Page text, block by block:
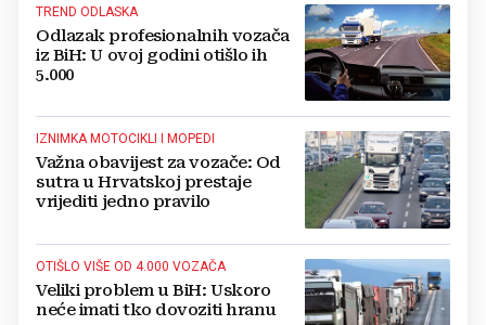
TREND ODLASKA
Odlazak profesionalnih vozača
iz BiH: U ovoj godini otišlo ih
5.000
IZNIMKA MOTOCIKLI I MOPEDI
Važna obavijest za vozače: Od
sutra u Hrvatskoj prestaje
vrijediti jedno pravilo
OTIŠLO VIŠE OD 4.000 VOZAČA
Veliki problem u BiH: Uskoro
neće imati tko dovoziti hranu